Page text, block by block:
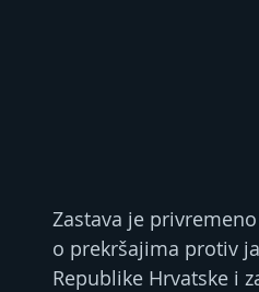
Zastava je
o prekršajima protiv
Republike Hrvatske i